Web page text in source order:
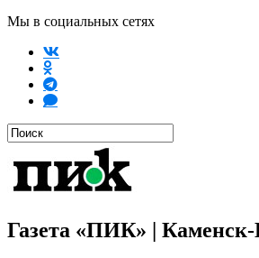
Мы в социальных сетях
Газета «ПИК» |